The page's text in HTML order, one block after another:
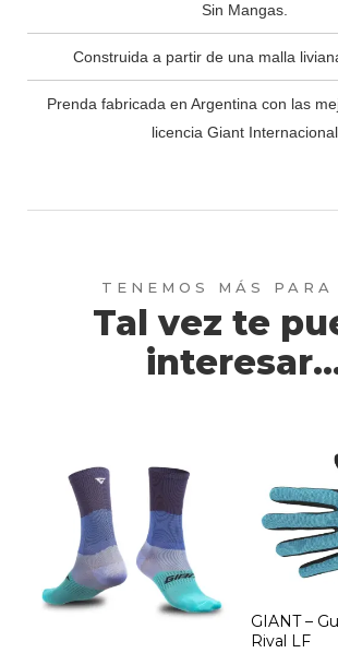
Sin Mangas.
Construida a partir de una malla
Prenda fabricada en Argentina con las
licencia Giant Internacional
Tal vez te
producto
múltiples
variantes.
Las
GIANT –
Rival LF